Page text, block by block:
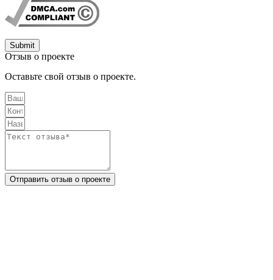
Submit
Отзыв о проекте
Оставьте свой отзыв о проекте.
Отправить отзыв о проекте